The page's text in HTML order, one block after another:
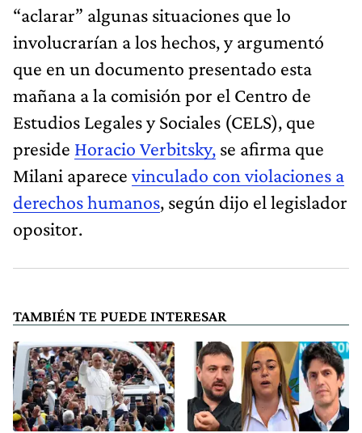
“aclarar” algunas situaciones que lo
involucrarían a los hechos, y argumentó
que en un documento presentado esta
mañana a la comisión por el Centro de
Estudios Legales y Sociales (CELS), que
preside Horacio Verbitsky, se afirma que
Milani aparece vinculado con violaciones a
derechos humanos, según dijo el legislador
opositor.
TAMBIÉN TE PUEDE INTERESAR